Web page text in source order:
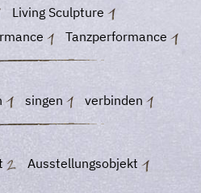
Living Sculpture
Tanzperformance
singen verbinden
Ausstellungsobjekt